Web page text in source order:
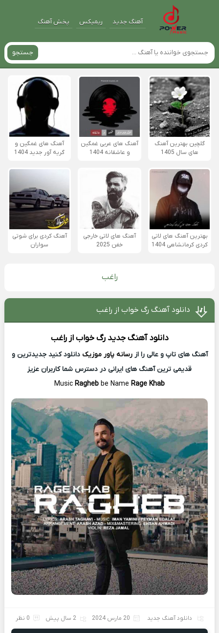
آهنگ جدید ریمیکس پخش آهنگ
جستجو
گلچین بهترین آهنگ
های سال 1405
آهنگ های عربی غمگین
و عاشقانه 1404
آهنگ های غمگین و
گریه آور جدید 1404
بهترین آهنگ های لاتی
کردی کرمانشاهی 1404
آهنگ های لاتی خارجی
خفن 2025
آهنگ کردی برای شوتی
سواران
راغب
دانلود آهنگ رگ خواب از راغب
دانلود آهنگ جدید رگ خواب ازراغب
آهنگ های تاپ و عالی را ازرسانه پاور موزیک دانلود کنید جدیدترین و
قدیمی ترین آهنگ های ایرانی در دسترس شما کاربران عزیز
Music Ragheb be Name Rage Khab
دانلود آهنگ جدید 20 مارس 2024 2 سال پیش 0 نظر